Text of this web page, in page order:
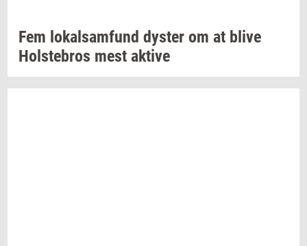
Fem lo­kal­sam­fund dy­ster om at blive
Holste­bros mest ak­ti­ve